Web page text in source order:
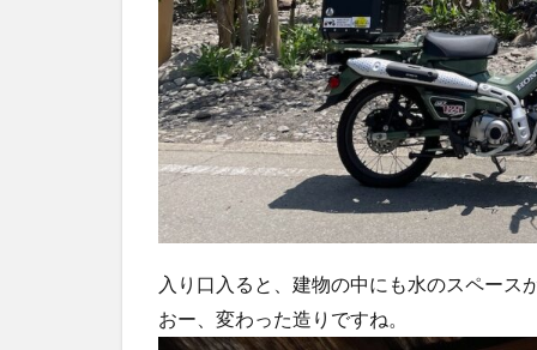
入り口入ると、建物の中にも水のスペース
おー、変わった造りですね。